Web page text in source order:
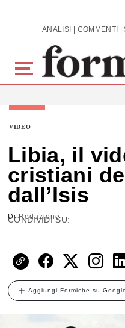
Skip to main content
VIDEO
Libia, il
cristiani
dall’Isis
DiRedazione
CONDIVIDI SU:
Aggiungi Formiche su Google